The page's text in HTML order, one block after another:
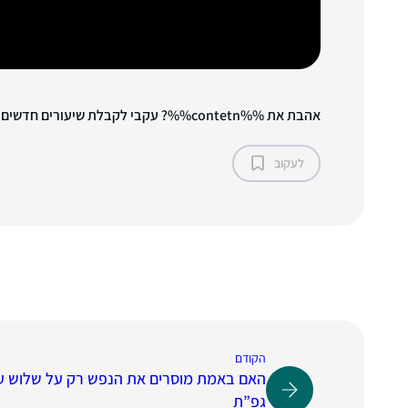
אהבת את %%contetn%%? עקבי לקבלת שיעורים חדשים!
לעקוב
הקודם
האם באמת מוסרים את הנפש רק על שלוש
גפ”ת